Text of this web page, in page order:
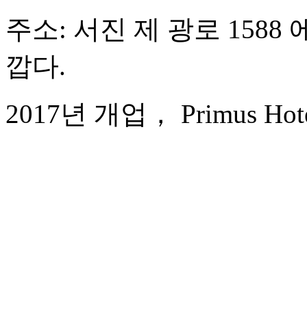
주소: 서진 제 광로 1588
깝다.
2017년 개업， Primus